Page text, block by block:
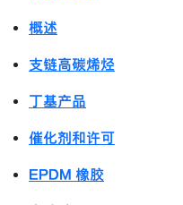
概述
支链高碳烯烃
丁基产品
催化剂和许可
EPDM 橡胶